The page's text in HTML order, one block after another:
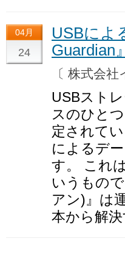
04月
24
USBによ
Guardian
〔 株式会
USBスト
スのひと
定されて
によるデ
す。 これ
いうもの
アン)』は
本から解